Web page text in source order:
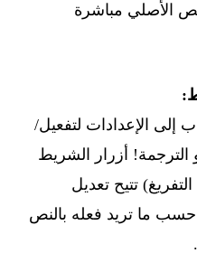
الأصلي مباشرة
إلى الإعدادات لتفعيل/
الترجمة! أزرار الشريط
تتيح تعديل
حسب ما تريد فعله بالنص